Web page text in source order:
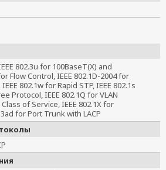
802.3u for 100BaseT(X) and
Flow Control, IEEE 802.1D-2004 for
802.1w for Rapid STP, IEEE 802.1s
Protocol, IEEE 802.1Q for VLAN
of Service, IEEE 802.1X for
for Port Trunk with LACP